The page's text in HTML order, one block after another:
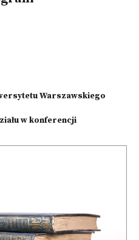
Warszawskiego
w konferencji